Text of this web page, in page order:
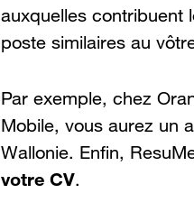
auxquelles contribuent
poste similaires au
Par exemple, chez
Mobile, vous aurez un
Wallonie. Enfin,
votre CV.